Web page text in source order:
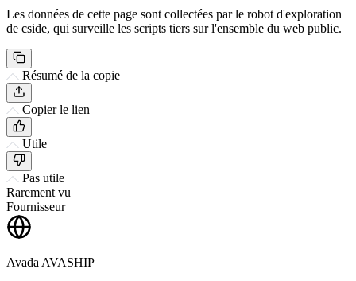
Les données de cette page sont collectées par le robot d'exploration
de cside, qui surveille les scripts tiers sur l'ensemble du web public.
Résumé de la copie
Copier le lien
Utile
Pas utile
Rarement vu
Fournisseur
Avada AVASHIP